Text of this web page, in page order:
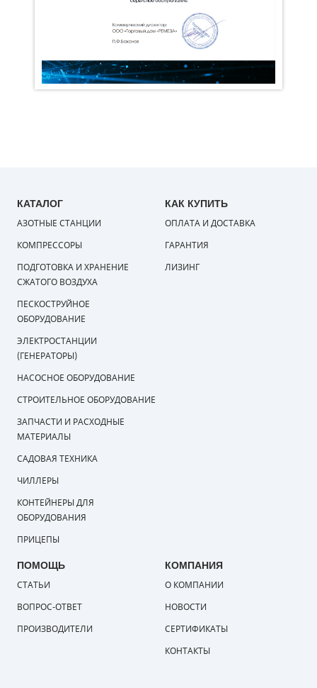
КАТАЛОГ
АЗОТНЫЕ СТАНЦИИ
КОМПРЕССОРЫ
ПОДГОТОВКА И ХРАНЕНИЕ
СЖАТОГО ВОЗДУХА
ПЕСКОСТРУЙНОЕ
ОБОРУДОВАНИЕ
ЭЛЕКТРОСТАНЦИИ
(ГЕНЕРАТОРЫ)
НАСОСНОЕ ОБОРУДОВАНИЕ
СТРОИТЕЛЬНОЕ ОБОРУДОВАНИЕ
ЗАПЧАСТИ И РАСХОДНЫЕ
МАТЕРИАЛЫ
САДОВАЯ ТЕХНИКА
ЧИЛЛЕРЫ
КОНТЕЙНЕРЫ ДЛЯ
ОБОРУДОВАНИЯ
ПРИЦЕПЫ
КАК КУПИТЬ
ОПЛАТА И ДОСТАВКА
ГАРАНТИЯ
ЛИЗИНГ
ПОМОЩЬ
СТАТЬИ
ВОПРОС-ОТВЕТ
ПРОИЗВОДИТЕЛИ
КОМПАНИЯ
О КОМПАНИИ
НОВОСТИ
СЕРТИФИКАТЫ
КОНТАКТЫ